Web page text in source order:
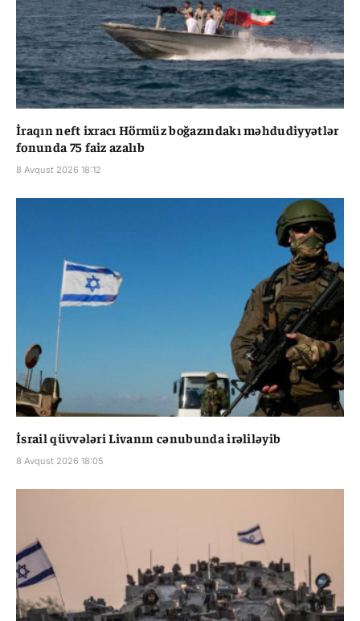
İraqın neft ixracı Hörmüz boğazındakı məhdudiyyətlər
fonunda 75 faiz azalıb
8 Avqust 2026 18:12
İsrail qüvvələri Livanın cənubunda irəliləyib
8 Avqust 2026 18:05